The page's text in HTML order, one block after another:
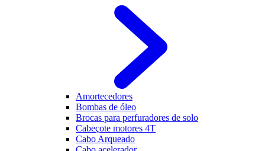
Amortecedores
Bombas de óleo
Brocas para perfuradores de solo
Cabeçote motores 4T
Cabo Arqueado